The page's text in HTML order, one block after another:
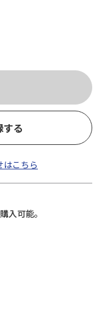
する
はこちら
入可能。